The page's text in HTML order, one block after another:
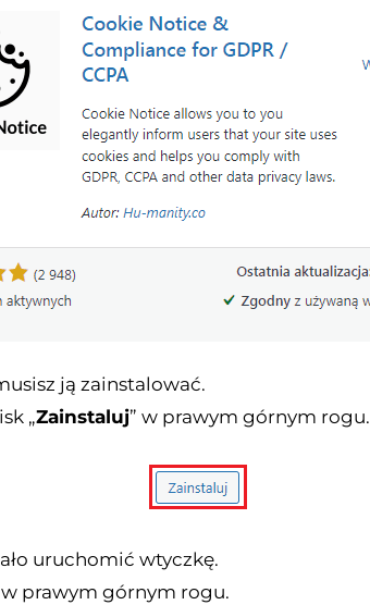
ją zainstalować.
„Zainstaluj” w prawym górnym rogu.
uruchomić wtyczkę.
w prawym górnym rogu.